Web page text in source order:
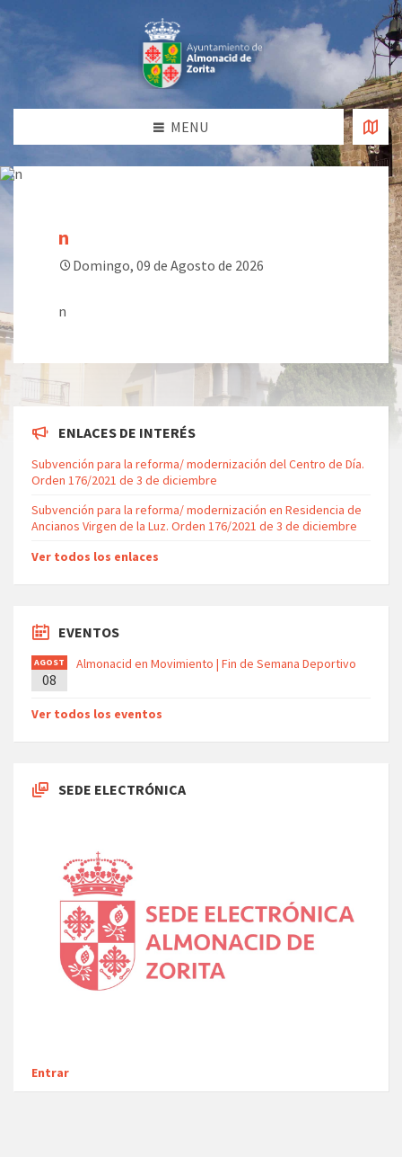
MENU
n
Domingo, 09 de Agosto de 2026
n
ENLACES DE INTERÉS
Subvención para la reforma/ modernización del Centro de Día.
Orden 176/2021 de 3 de diciembre
Subvención para la reforma/ modernización en Residencia de
Ancianos Virgen de la Luz. Orden 176/2021 de 3 de diciembre
Ver todos los enlaces
EVENTOS
AGOST
O
08
Almonacid en Movimiento | Fin de Semana Deportivo
Ver todos los eventos
SEDE ELECTRÓNICA
Entrar